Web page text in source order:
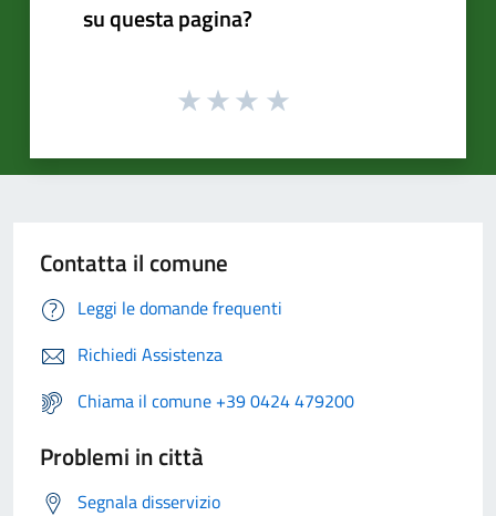
su questa pagina?
Contatta il comune
Leggi le domande frequenti
Richiedi Assistenza
Chiama il comune +39 0424 479200
Problemi in città
Segnala disservizio